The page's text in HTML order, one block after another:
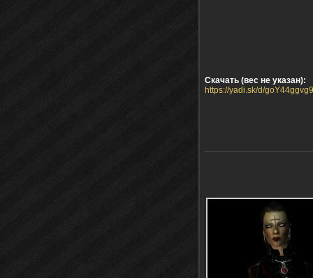
Скачать (вес не указан):
https://yadi.sk/d/